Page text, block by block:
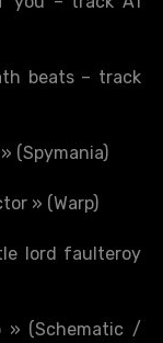
beats – track
(Spymania)
» (Warp)
lord faulteroy
(Schematic /